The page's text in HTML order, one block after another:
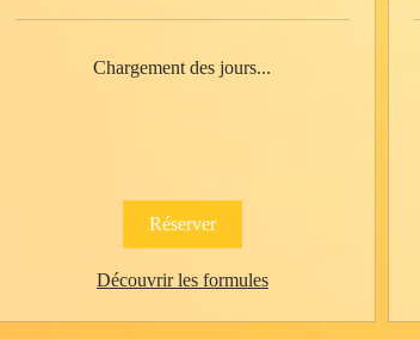
Chargement des jours...
Réserver
Découvrir les formules